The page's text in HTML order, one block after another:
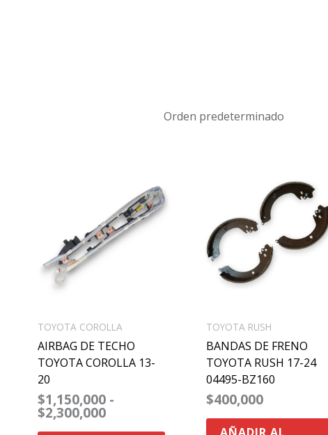
TOYOTA COROLLA
AIRBAG DE TECHO
TOYOTA COROLLA 13-
20
$1,150,000 -
$2,300,000
precios:
desde
$1,150,000
hasta
$2,300,000
tiene
variantes.
de
TOYOTA RUSH
BANDAS DE FRENO
TOYOTA RUSH 17-24
04495-BZ160
$400,000